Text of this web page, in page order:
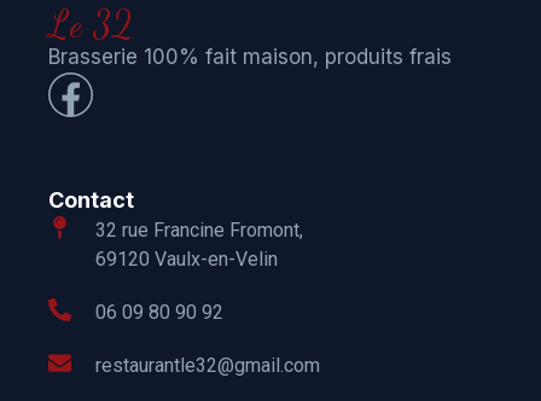
Le 32
Brasserie 100% fait maison, produits frais
Contact
32 rue Francine Fromont,
69120 Vaulx-en-Velin
06 09 80 90 92
restaurantle32@gmail.com